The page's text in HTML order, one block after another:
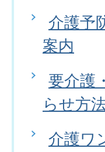
介護予
案内
要介護
らせ方
介護ワ